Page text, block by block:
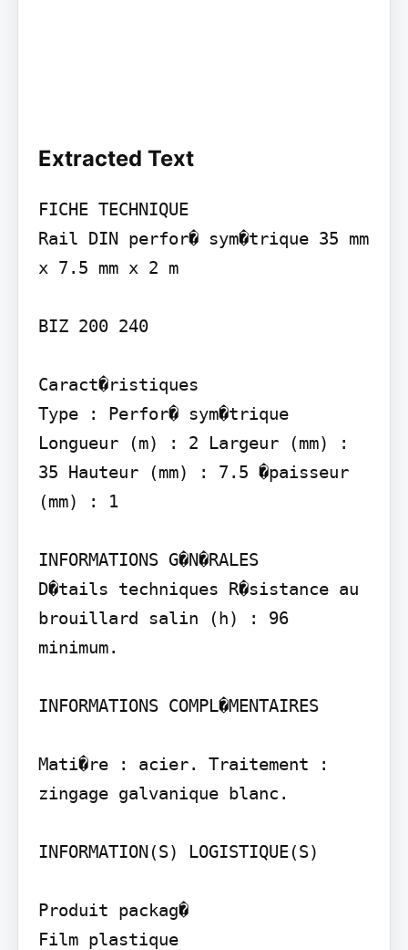
Extracted Text
FICHE TECHNIQUE
Rail DIN perfor� sym�trique 35 mm
x 7.5 mm x 2 m
BIZ 200 240
Caract�ristiques
Type : Perfor� sym�trique
Longueur (m) : 2 Largeur (mm) :
35 Hauteur (mm) : 7.5 �paisseur
(mm) : 1
INFORMATIONS G�N�RALES
D�tails techniques R�sistance au
brouillard salin (h) : 96
minimum.
INFORMATIONS COMPL�MENTAIRES
Mati�re : acier. Traitement :
zingage galvanique blanc.
INFORMATION(S) LOGISTIQUE(S)
Produit packag�
Film plastique